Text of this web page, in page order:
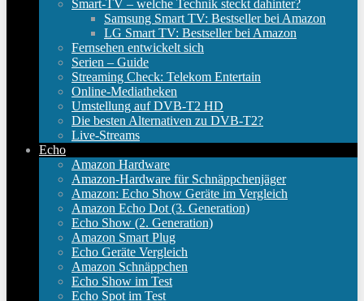
Smart-TV – welche Technik steckt dahinter?
Samsung Smart TV: Bestseller bei Amazon
LG Smart TV: Bestseller bei Amazon
Fernsehen entwickelt sich
Serien – Guide
Streaming Check: Telekom Entertain
Online-Mediatheken
Umstellung auf DVB-T2 HD
Die besten Alternativen zu DVB-T2?
Live-Streams
Echo
Amazon Hardware
Amazon-Hardware für Schnäppchenjäger
Amazon: Echo Show Geräte im Vergleich
Amazon Echo Dot (3. Generation)
Echo Show (2. Generation)
Amazon Smart Plug
Echo Geräte Vergleich
Amazon Schnäppchen
Echo Show im Test
Echo Spot im Test